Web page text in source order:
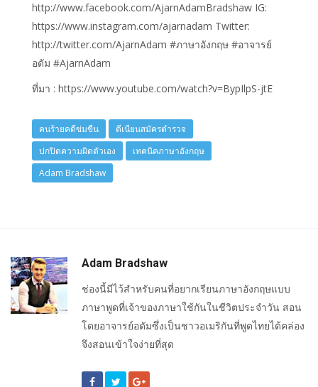
http://www.facebook.com/AjarnAdamBradshaw IG:
https://www.instagram.com/ajarnadam Twitter:
http://twitter.com/AjarnAdam #ภาษาอังกฤษ #อาจารย์
อดัม #AjarnAdam
ที่มา : https://www.youtube.com/watch?v=BypIlpS-jtE
คนร้ายคดีข่มขืน
ตีเนียนสมัครตำรวจ
ปกปิดความผิดตัวเอง
เทคนิคภาษาอังกฤษ
Adam Bradshaw
Adam Bradshaw
ช่องนี้มีไว้สำหรับคนที่อยากเรียนภาษาอังกฤษแบบ
ภาษาพูดที่เจ้าของภาษาใช้กันในชีวิตประจำวัน สอน
โดยอาจารย์อดัมซึ่งเป็นชาวอเมริกันที่พูดไทยได้คล่อง
จึงสอนเข้าใจง่ายที่สุด